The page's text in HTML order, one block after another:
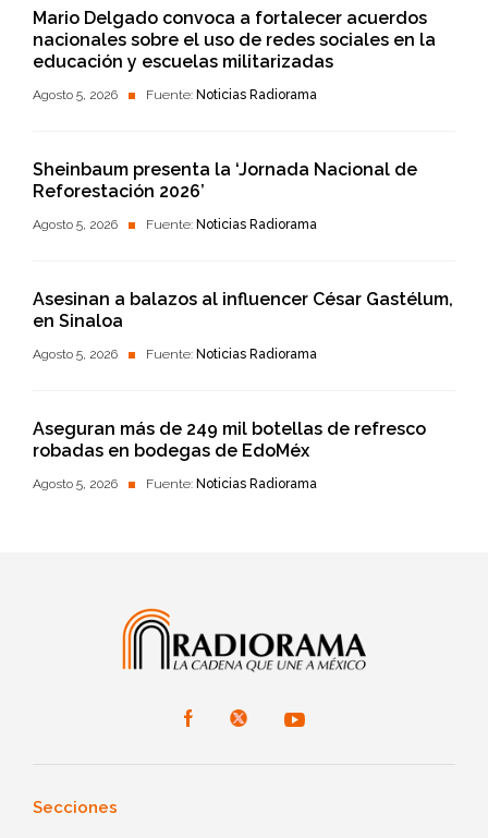
Mario Delgado convoca a fortalecer acuerdos
nacionales sobre el uso de redes sociales en la
educación y escuelas militarizadas
Agosto 5, 2026 Fuente: Noticias Radiorama
Sheinbaum presenta la ‘Jornada Nacional de
Reforestación 2026’
Agosto 5, 2026 Fuente: Noticias Radiorama
Asesinan a balazos al influencer César Gastélum,
en Sinaloa
Agosto 5, 2026 Fuente: Noticias Radiorama
Aseguran más de 249 mil botellas de refresco
robadas en bodegas de EdoMéx
Agosto 5, 2026 Fuente: Noticias Radiorama
Secciones